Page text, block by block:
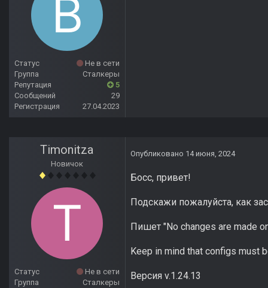
Статус
Не в сети
Группа
Сталкеры
Репутация
5
Сообщений
29
Регистрация
27.04.2023
Timonitza
Новичок
Статус
Не в сети
Группа
Сталкеры
Опубликовано 14 июня, 2024
Босс, привет!
Подскажи пожалуйста, как
Пишет "No changes are made
Keep in mind that configs must
Версия v.1.24.13